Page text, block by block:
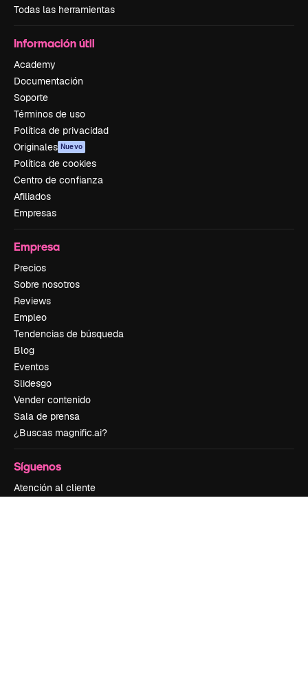
Todas las herramientas
Información útil
Academy
Documentación
Soporte
Términos de uso
Política de privacidad
Originales Nuevo
Política de cookies
Centro de confianza
Afiliados
Empresas
Empresa
Precios
Sobre nosotros
Reviews
Empleo
Tendencias de búsqueda
Blog
Eventos
Slidesgo
Vender contenido
Sala de prensa
¿Buscas magnific.ai?
Síguenos
Atención al cliente